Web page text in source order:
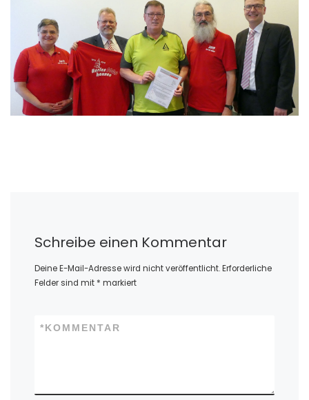
Schreibe einen Kommentar
Deine E-Mail-Adresse wird nicht veröffentlicht.Erforderliche
Felder sind mit * markiert
KOMMENTAR
*